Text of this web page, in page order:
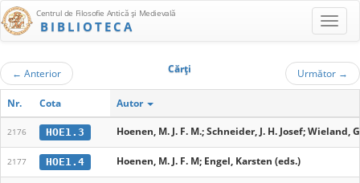
Centrul de Filosofie Antică şi Medievală
BIBLIOTECA
← Anterior Cărţi Următor →
Nr. Cota Autor
2176 HOE1.3 Hoenen, M. J. F. M.; Schneider, J. H. Josef; Wieland,
2177 HOE1.4 Hoenen, M. J. F. M; Engel, Karsten (eds.)